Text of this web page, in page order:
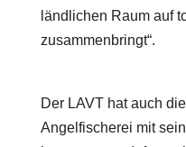
ländlichen Raum auf
zusammenbringt“.
Der LAVT hat auch
Angelfischerei mit